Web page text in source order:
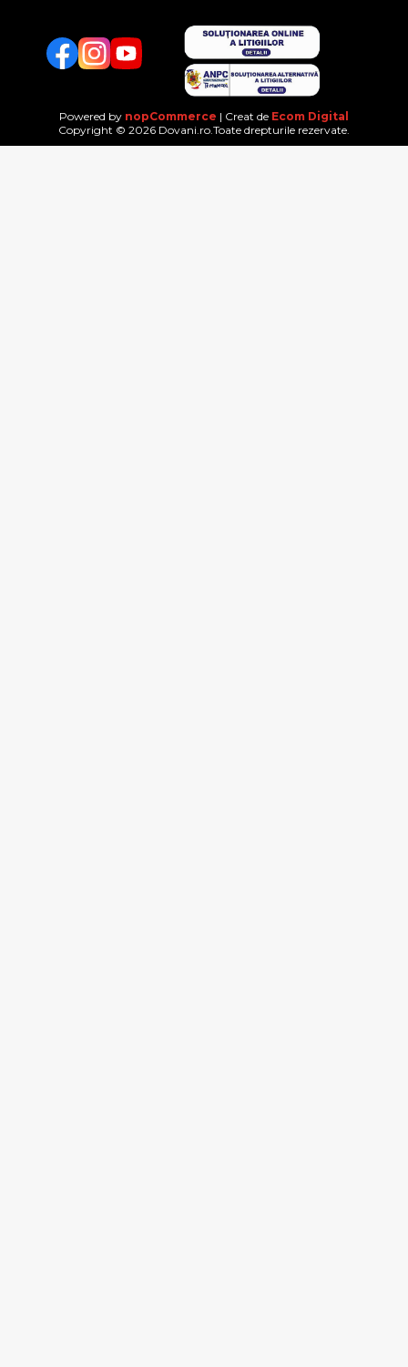
FacebookTwitterYouTube
Powered by nopCommerce | Creat de Ecom Digital
Copyright © 2026 Dovani.ro.Toate drepturile rezervate.